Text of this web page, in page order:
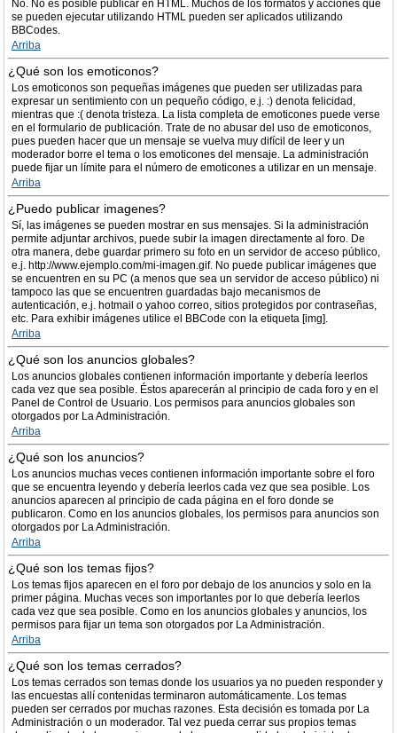
No. No es posible publicar en HTML. Muchos de los formatos y acciones que
se pueden ejecutar utilizando HTML pueden ser aplicados utilizando
BBCodes.
Arriba
¿Qué son los emoticonos?
Los emoticonos son pequeñas imágenes que pueden ser utilizadas para
expresar un sentimiento con un pequeño código, e.j. :) denota felicidad,
mientras que :( denota tristeza. La lista completa de emoticones puede verse
en el formulario de publicación. Trate de no abusar del uso de emoticonos,
pues pueden hacer que un mensaje se vuelva muy difícil de leer y un
moderador borre el tema o los emoticones del mensaje. La administración
puede fijar un límite para el número de emoticones a utilizar en un mensaje.
Arriba
¿Puedo publicar imagenes?
Sí, las imágenes se pueden mostrar en sus mensajes. Si la administración
permite adjuntar archivos, puede subir la imagen directamente al foro. De
otra manera, debe guardar primero su foto en un servidor de acceso público,
e.j. http://www.ejemplo.com/mi-imagen.gif. No puede publicar imágenes que
se encuentren en su PC (a menos que sea un servidor de acceso público) ni
tampoco las que se encuentren guardadas bajo mecanismos de
autenticación, e.j. hotmail o yahoo correo, sitios protegidos por contraseñas,
etc. Para exhibir imágenes utilice el BBCode con la etiqueta [img].
Arriba
¿Qué son los anuncios globales?
Los anuncios globales contienen información importante y debería leerlos
cada vez que sea posible. Éstos aparecerán al principio de cada foro y en el
Panel de Control de Usuario. Los permisos para anuncios globales son
otorgados por La Administración.
Arriba
¿Qué son los anuncios?
Los anuncios muchas veces contienen información importante sobre el foro
que se encuentra leyendo y debería leerlos cada vez que sea posible. Los
anuncios aparecen al principio de cada página en el foro donde se
publicaron. Como en los anuncios globales, los permisos para anuncios son
otorgados por La Administración.
Arriba
¿Qué son los temas fijos?
Los temas fijos aparecen en el foro por debajo de los anuncios y solo en la
primer página. Muchas veces son importantes por lo que debería leerlos
cada vez que sea posible. Como en los anuncios globales y anuncios, los
permisos para fijar un tema son otorgados por La Administración.
Arriba
¿Qué son los temas cerrados?
Los temas cerrados son temas donde los usuarios ya no pueden responder y
las encuestas allí contenidas terminaron automáticamente. Los temas
pueden ser cerrados por muchas razones. Esta decisión es tomada por La
Administración o un moderador. Tal vez pueda cerrar sus propios temas